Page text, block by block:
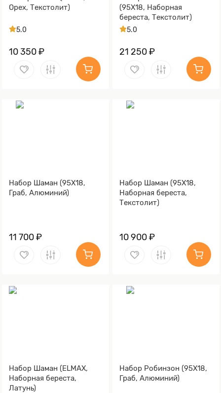
Орех, Текстолит)
5.0
10 350 ₽
(95Х18, Наборная
береста, Текстолит)
5.0
21 250 ₽
Набор Шаман (95Х18,
Граб, Алюминий)
11 700 ₽
Набор Шаман (95Х18,
Наборная береста,
Текстолит)
10 900 ₽
Набор Шаман (ELMAX,
Наборная береста,
Латунь)
Набор Робинзон (95Х18,
Граб, Алюминий)